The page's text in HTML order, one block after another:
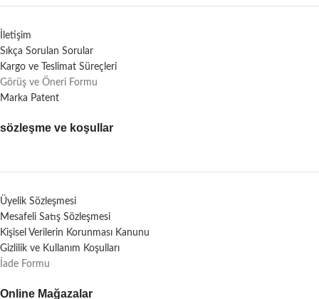
İletişim
Sıkça Sorulan Sorular
Kargo ve Teslimat Süreçleri
Görüş ve Öneri Formu
Marka Patent
sözleşme ve koşullar
Üyelik Sözleşmesi
Mesafeli Satış Sözleşmesi
Kişisel Verilerin Korunması Kanunu
Gizlilik ve Kullanım Koşulları
İade Formu
Online Mağazalar